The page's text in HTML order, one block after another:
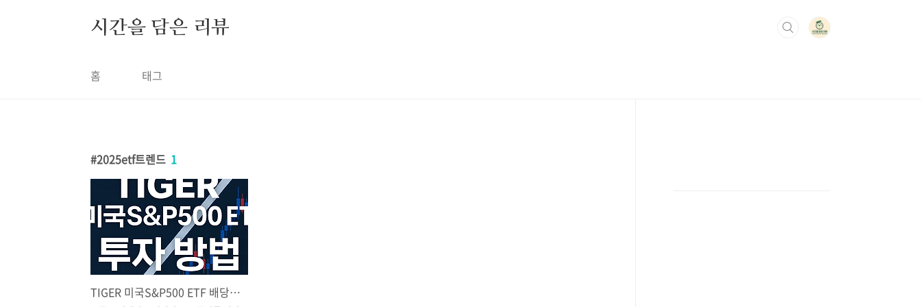
시간을 담은 리뷰
홈 태그
2025etf트렌드 1
TIGER 미국S&P500 ETF 배당금 투자 방법 [총정리]